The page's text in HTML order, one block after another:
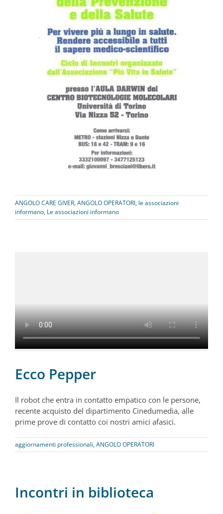
ANGOLO CARE GIVER, ANGOLO OPERATORI, le associazioni
informano, Le associazioni informano
Ecco Pepper
Il robot che entra in contatto empatico con le persone,
recente acquisto del dipartimento Cinedumedia, alle
prime prove di contatto coi nostri amici afasici.
aggiornamenti professionali, ANGOLO OPERATORI
Incontri in biblioteca